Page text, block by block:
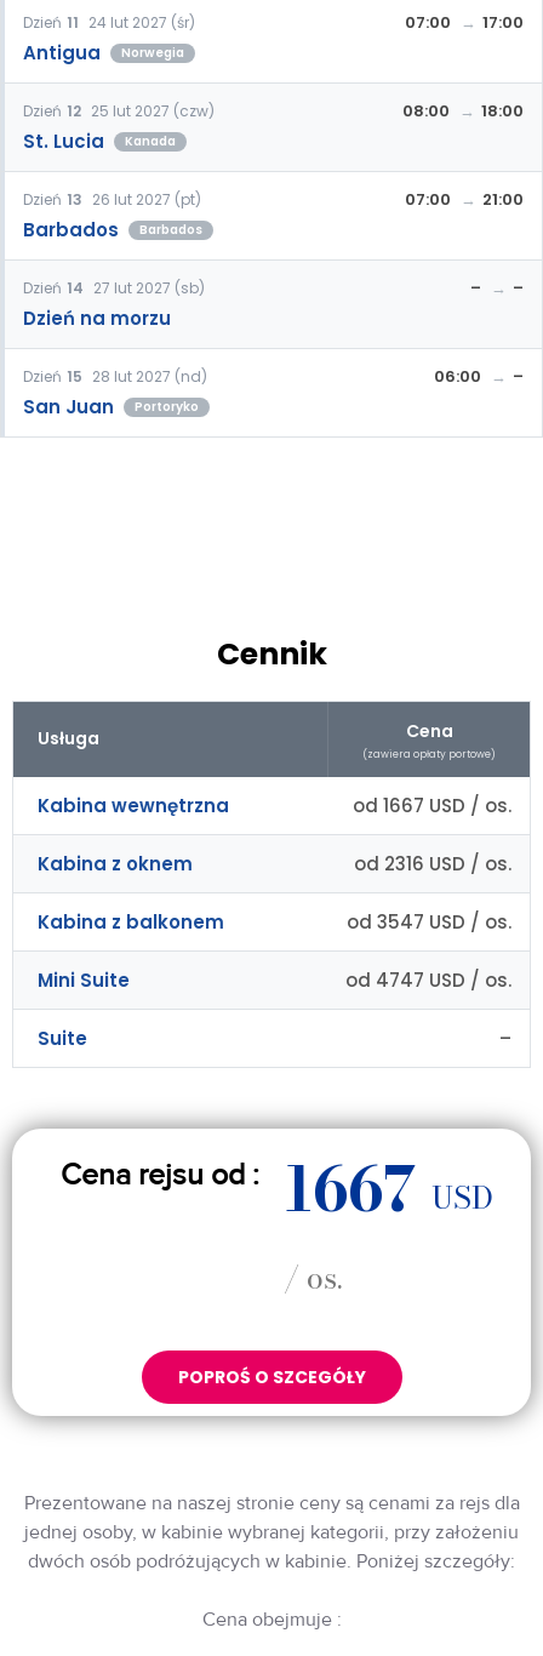
Dzień 11 24 lut 2027 (śr)
Antigua Norwegia
07:00 17:00
Dzień 12 25 lut 2027 (czw)
St. Lucia Kanada
08:00 18:00
Dzień 13 26 lut 2027 (pt)
Barbados Barbados
07:00 21:00
Dzień 14 27 lut 2027 (sb)
Dzień na morzu
– –
Dzień 15 28 lut 2027 (nd)
San Juan Portoryko
06:00 –
Cennik
Usługa Cena
(zawiera opłaty portowe)
Kabina wewnętrzna od 1667 USD / os.
Kabina z oknem od 2316 USD / os.
Kabina z balkonem od 3547 USD / os.
Mini Suite od 4747 USD / os.
Suite –
Cena rejsu od : 1667 USD
/ os.
POPROŚ O SZCEGÓŁY
Prezentowane na naszej stronie ceny są cenami za rejs dla
jednej osoby, w kabinie wybranej kategorii, przy założeniu
dwóch osób podróżujących w kabinie. Poniżej szczegóły:
Cena obejmuje :